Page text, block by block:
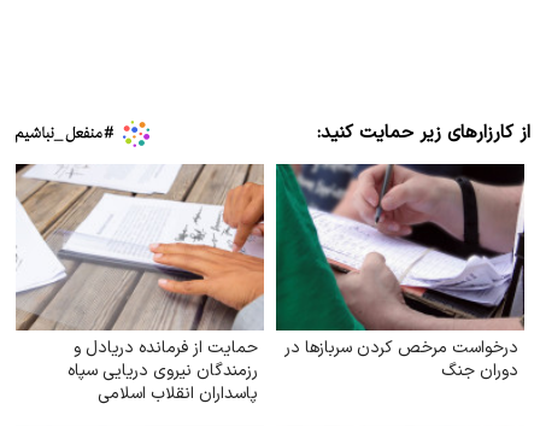
از کارزارهای زیر حمایت کنید:
درخواست مرخص کردن سربازها در
دوران جنگ
حمایت از فرمانده دریادل و
رزمندگان نیروی دریایی سپاه
پاسداران انقلاب اسلامی